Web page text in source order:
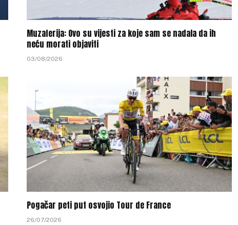
Muzaferija: Ovo su vijesti za koje sam se nadala da ih
neću morati objaviti
03/08/2026
Pogačar peti put osvojio Tour de France
26/07/2026